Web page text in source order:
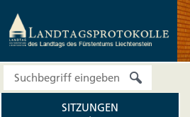
SITZUNGEN